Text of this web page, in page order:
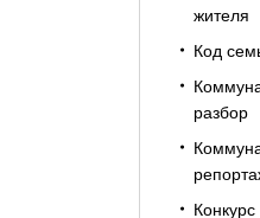
жителя
Код
разбор
Конкурс